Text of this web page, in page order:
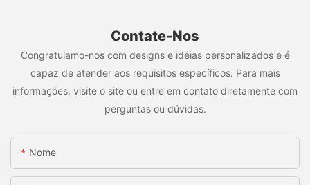
Contate-Nos
Congratulamo-nos com designs e idéias personalizados e é
capaz de atender aos requisitos específicos. Para mais
informações, visite o site ou entre em contato diretamente com
perguntas ou dúvidas.
Nome